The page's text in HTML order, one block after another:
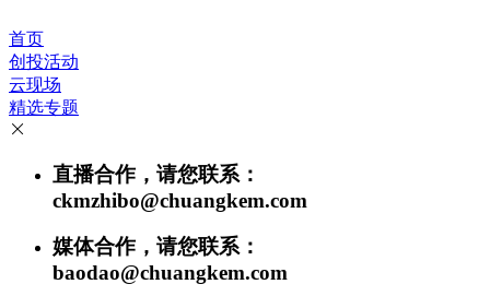
首页
创投活动
云现场
精选专题
直播合作，请您联系：
ckmzhibo@chuangkem.com
媒体合作，请您联系：
baodao@chuangkem.com